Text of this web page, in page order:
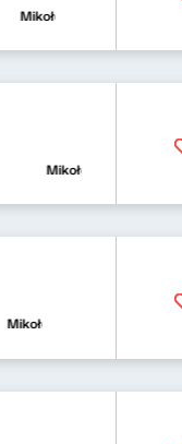
Mikołaj Tyczyński, Klaudia
Mikołaj Tyczyński,
Mikołaj Tyczyński, Klaudia